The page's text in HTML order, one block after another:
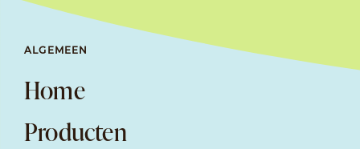
ALGEMEEN
Home
Producten